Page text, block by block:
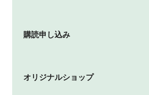
購読申し込み
オリジナルショップ